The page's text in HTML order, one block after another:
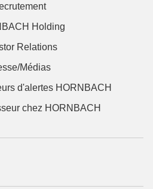
Holding
Relations
Médias
d'alertes HORNBACH
chez HORNBACH